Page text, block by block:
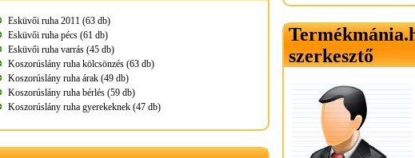
Esküvői ruha 2011 (63 db)
Esküvői ruha pécs (61 db)
Esküvői ruha varrás (45 db)
Koszorúslány ruha kölcsönzés (63 db)
Koszorúslány ruha árak (49 db)
Koszorúslány ruha bérlés (59 db)
Koszorúslány ruha gyerekeknek (47 db)
szerkesztő